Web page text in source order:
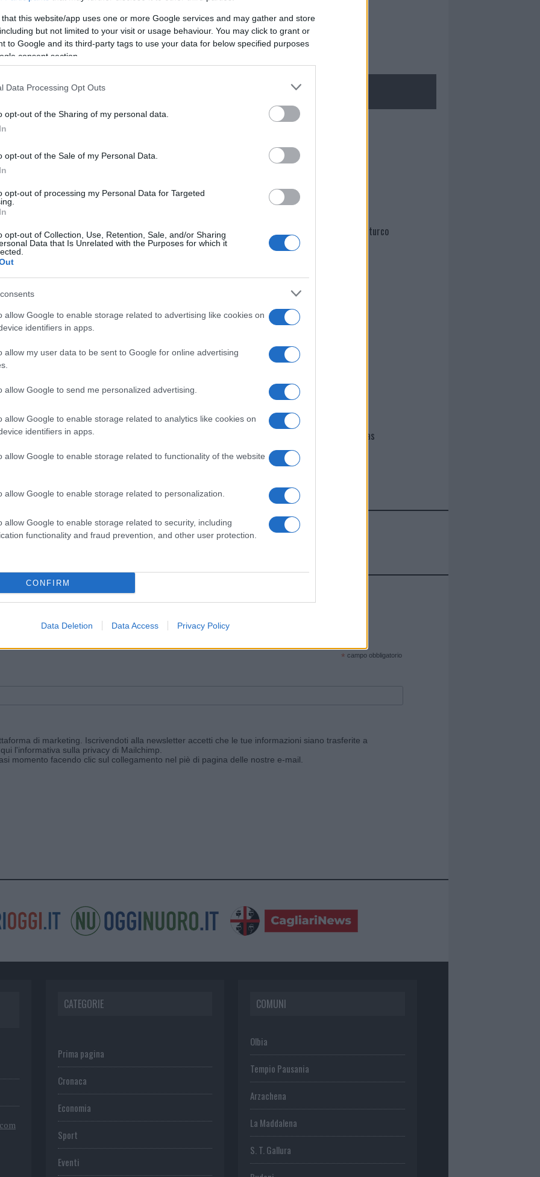
that this website/app uses one or more Google services and may gather and store
but not limited to your visit or usage behaviour. You may click to grant or
to Google and its third-party tags to use your data for below specified purposes
consent section.
Data Processing Opt Outs
opt-out of the Sharing of my personal data.
opt-out of the Sale of my Personal Data.
opt-out of processing my Personal Data for Targeted
opt-out of Collection, Use, Retention, Sale, and/or Sharing
Data that Is Unrelated with the Purposes for which it
allow Google to enable storage related to advertising like cookies on
identifiers in apps.
allow my user data to be sent to Google for online advertising
allow Google to send me personalized advertising.
allow Google to enable storage related to analytics like cookies on
identifiers in apps.
allow Google to enable storage related to functionality of the website
allow Google to enable storage related to personalization.
allow Google to enable storage related to security, including
functionality and fraud prevention, and other user protection.
CONFIRM
Data Deletion Data Access Privacy Policy
nella sezione
NECROLOGIE
Martina Agostina Diturco
I nostri cari
I nostri cari
Giovannimaria Cabras
Invia un Comunicato Stampa|Pubblicità|Segnala
e ricevi le nostre email periodiche contenenti le ultime notizie pubblicate sul sito web!
* campo obbligatorio
di marketing. Iscrivendoti alla newsletter accetti che le tue informazioni siano trasferite a
l'informativa sulla privacy di Mailchimp
momento facendo clic sul collegamento nel piè di pagina delle nostre e-mail.
CATEGORIE
Prima pagina
Cronaca
Economia
Sport
Eventi
COMUNI
Olbia
Tempio Pausania
Arzachena
La Maddalena
S. T. Gallura